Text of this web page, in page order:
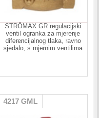
STRÖMAX GR regulacijski
ventil ogranka za mjerenje
diferencijalnog tlaka, ravno
sjedalo, s mjernim ventilima
4217 GML